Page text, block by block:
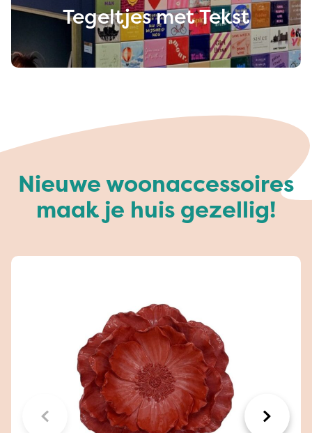
Tegeltjes met Tekst
Nieuwe woonaccessoires
maak je huis gezellig!